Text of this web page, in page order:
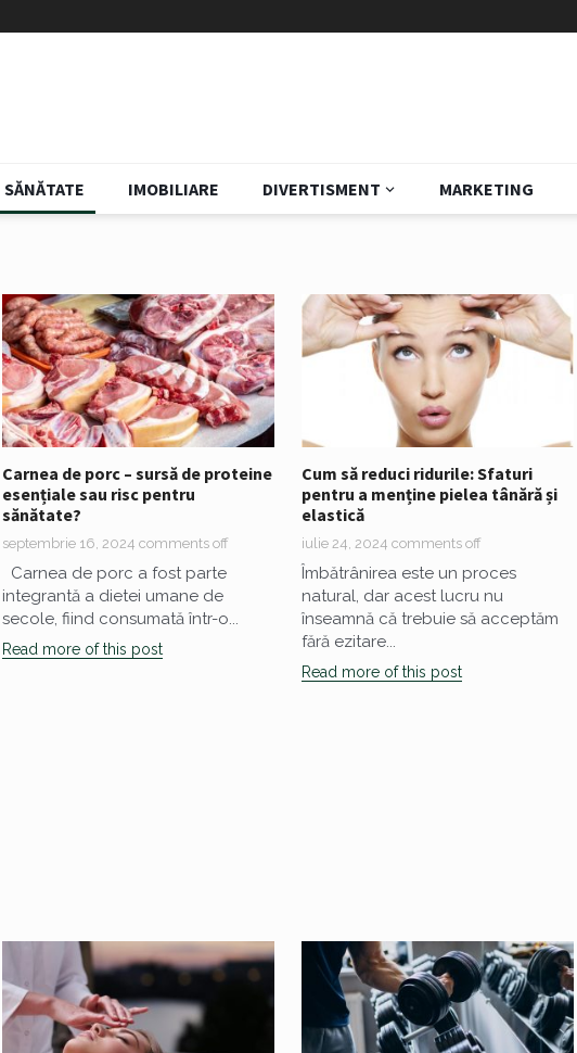
SĂNĂTATE IMOBILIARE DIVERTISMENT MARKETING
Carnea de porc – sursă de proteine
esențiale sau risc pentru
sănătate?
septembrie 16, 2024 comments off
Carnea de porc a fost parte
integrantă a dietei umane de
secole, fiind consumată într-o...
Read more of this post
Cum să reduci ridurile: Sfaturi
pentru a menține pielea tânără și
elastică
iulie 24, 2024 comments off
Îmbătrânirea este un proces
natural, dar acest lucru nu
înseamnă că trebuie să acceptăm
fără ezitare...
Read more of this post